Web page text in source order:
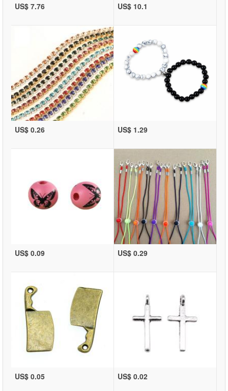
US$ 7.76 US$ 10.1
US$ 0.26 US$ 1.29
US$ 0.09 US$ 0.29
US$ 0.05 US$ 0.02